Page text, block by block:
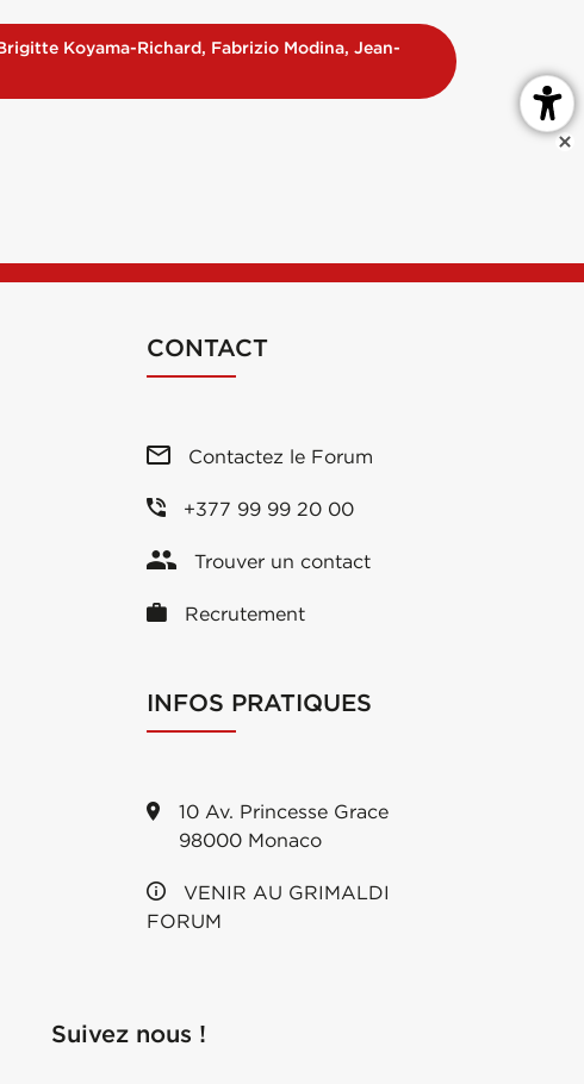
Koyama-Richard, Fabrizio Modina, Jean-
CONTACT
Contactez le Forum
+377 99 99 20 00
Trouver un contact
Recrutement
INFOS PRATIQUES
10 Av. Princesse Grace
98000 Monaco
VENIR AU GRIMALDI
FORUM
Suivez nous !